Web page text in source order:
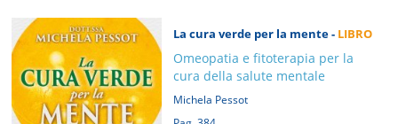
La cura verde per la mente - LIBRO
Omeopatia e fitoterapia per la
cura della salute mentale
Michela Pessot